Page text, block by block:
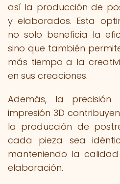
así la producción de
y elaborados. Esta
no solo beneficia la
sino que también
más tiempo a la
en sus creaciones.
Además, la
impresión 3D
la producción de
cada pieza sea
manteniendo la
elaboración.